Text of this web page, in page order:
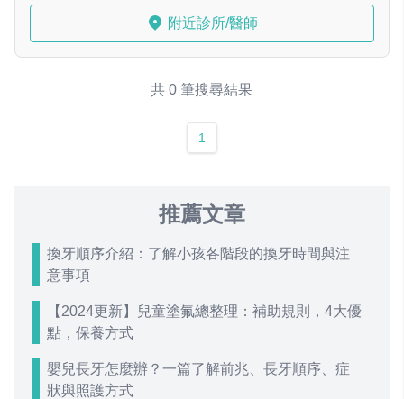
附近診所/醫師
共 0 筆搜尋結果
1
推薦文章
換牙順序介紹：了解小孩各階段的換牙時間與注
意事項
【2024更新】兒童塗氟總整理：補助規則，4大優
點，保養方式
嬰兒長牙怎麼辦？一篇了解前兆、長牙順序、症
狀與照護方式